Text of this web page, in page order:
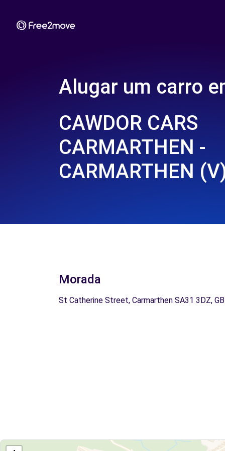
Alugar um carro
CAWDOR CARS
CARMARTHEN -
CARMARTHEN
Morada
St Catherine Street, Carmarthen SA31 3DZ, GB